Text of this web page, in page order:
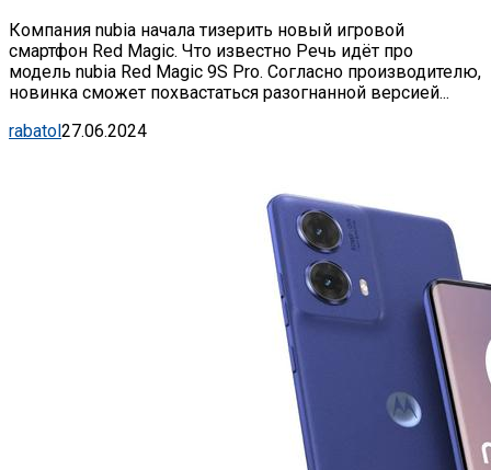
Компания nubia начала тизерить новый игровой
смартфон Red Magic. Что известно Речь идёт про
модель nubia Red Magic 9S Pro. Согласно производителю,
новинка сможет похвастаться разогнанной версией...
rabatol 27.06.2024